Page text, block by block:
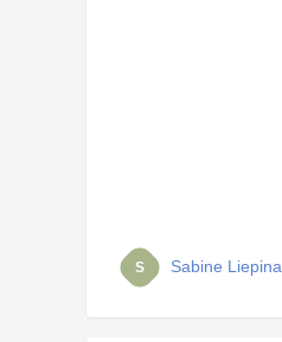
S Sabine Liepina